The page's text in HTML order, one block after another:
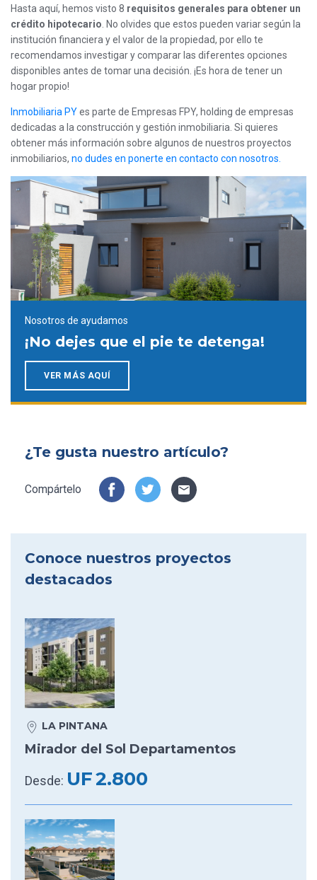
Hasta aquí, hemos visto 8 requisitos generales para obtener un
crédito hipotecario . No olvides que estos pueden variar según la
institución financiera y el valor de la propiedad, por ello te
recomendamos investigar y comparar las diferentes opciones
disponibles antes de tomar una decisión. ¡Es hora de tener un
hogar propio!
Inmobiliaria PYes parte de Empresas FPY, holding de empresas
dedicadas a la construcción y gestión inmobiliaria. Si quieres
obtener más información sobre algunos de nuestros proyectos
inmobiliarios, no dudes en ponerte en contacto con nosotros.
Nosotros de ayudamos
¡No dejes que el pie te detenga!
VER MÁS AQUÍ
Conoce nuestros proyectos
destacados
LA PINTANA
Mirador del Sol Departamentos
Desde: UF2.800
¿Te gusta nuestro artículo?
Compártelo